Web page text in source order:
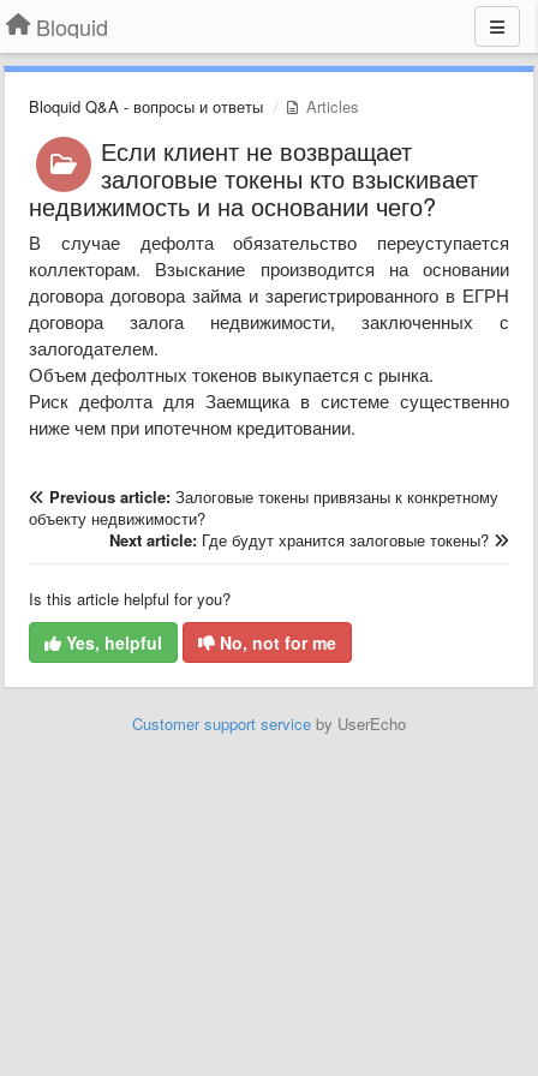
Bloquid
Bloquid Q&A - вопросы и ответы Articles
Если клиент не возвращает
залоговые токены кто взыскивает
недвижимость и на основании чего?
В случае дефолта обязательство переуступается
коллекторам. Взыскание производится на основании
договора договора займа и зарегистрированного в ЕГРН
договора залога недвижимости, заключенных с
залогодателем.
Объем дефолтных токенов выкупается с рынка.
Риск дефолта для Заемщика в системе существенно
ниже чем при ипотечном кредитовании.
Previous article: Залоговые токены привязаны к конкретному
объекту недвижимости?
Next article: Где будут хранится залоговые токены?
Is this article helpful for you?
Yes, helpful No, not for me
Customer support service by UserEcho